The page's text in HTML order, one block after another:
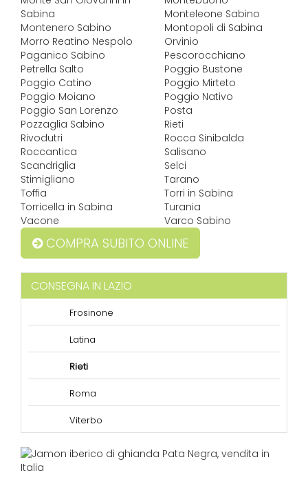
Sabina
Monteleone Sabino
Montenero Sabino
Montopoli di Sabina
Morro Reatino Nespolo
Orvinio
Paganico Sabino
Pescorocchiano
Petrella Salto
Poggio Bustone
Poggio Catino
Poggio Mirteto
Poggio Moiano
Poggio Nativo
Poggio San Lorenzo
Posta
Pozzaglia Sabino
Rieti
Rivodutri
Rocca Sinibalda
Roccantica
Salisano
Scandriglia
Selci
Stimigliano
Tarano
Toffia
Torri in Sabina
Torricella in Sabina
Turania
Vacone
Varco Sabino
COMPRA SUBITO ONLINE
CONSEGNA IN LAZIO
Frosinone
Latina
Rieti
Roma
Viterbo